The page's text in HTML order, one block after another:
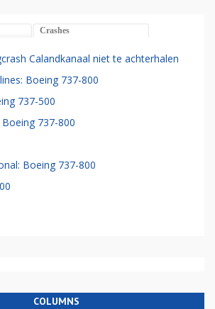
Crashes
Calandkanaal niet te achterhalen
Boeing 737-800
737-500
737-800
Boeing 737-800
COLUMNS